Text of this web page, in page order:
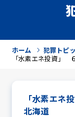
ホーム 犯罪トピ
「水素エネ投資」
「水素エ
北海道